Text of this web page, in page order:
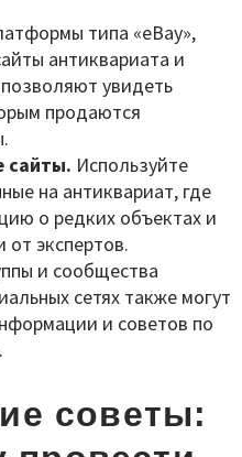
типа «eBay»,
антиквариата и
увидеть
продаются
сайты. Используйте
на антиквариат, где
о редких объектах и
от экспертов.
и сообщества
сетях также могут
и советов по
советы: